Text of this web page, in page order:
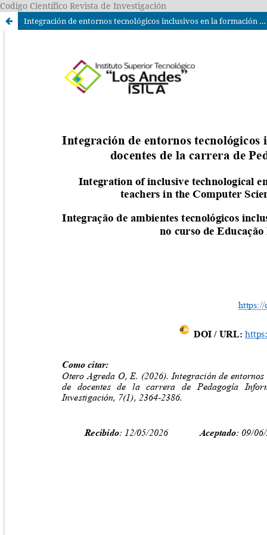
Codigo Científico Revista de Investigación
Integración de entornos tecnológicos inclusivos en la formación de docentes de la carrera de Pedagogía Informática